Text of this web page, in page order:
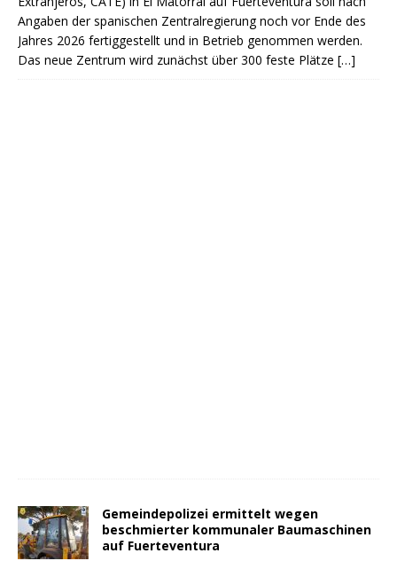
Angaben der spanischen Zentralregierung noch vor Ende des
Jahres 2026 fertiggestellt und in Betrieb genommen werden.
Das neue Zentrum wird zunächst über 300 feste Plätze […]
Gemeindepolizei ermittelt wegen
beschmierter kommunaler Baumaschinen
auf Fuerteventura